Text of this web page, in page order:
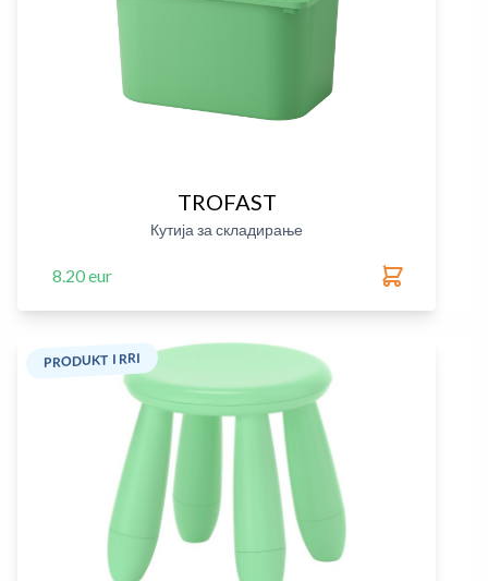
TROFAST
Кутија за складирање
8.20 eur
PRODUKT I RRI